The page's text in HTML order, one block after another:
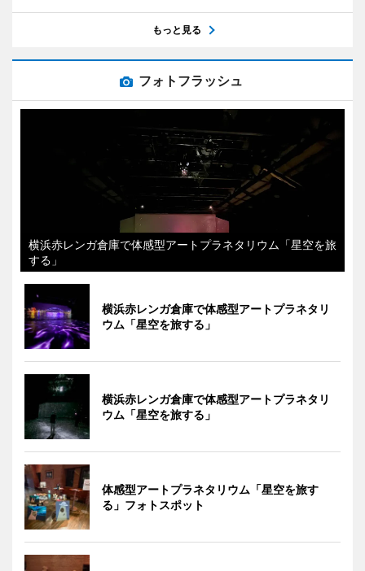
もっと見る
フォトフラッシュ
横浜赤レンガ倉庫で体感型アートプラネタリウム「星空を旅
する」
横浜赤レンガ倉庫で体感型アートプラネタリ
ウム「星空を旅する」
横浜赤レンガ倉庫で体感型アートプラネタリ
ウム「星空を旅する」
体感型アートプラネタリウム「星空を旅す
る」フォトスポット